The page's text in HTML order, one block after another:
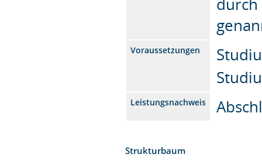
Voraussetzungen
Leistungsnachweis
Strukturbaum